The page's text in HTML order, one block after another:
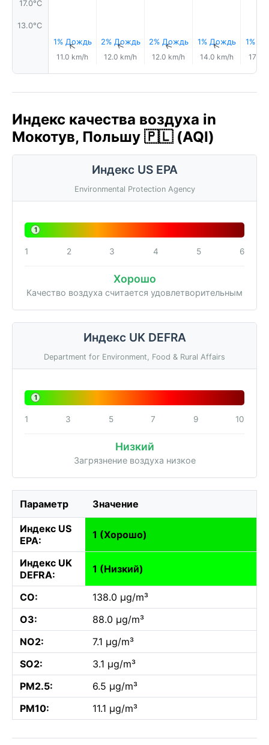
17.0°C
13.0°C
1% Дождь
↑
11.0 km/h
2% Дождь
↑
12.0 km/h
2% Дождь
↑
12.0 km/h
1% Дождь
↑
14.0 km/h
1%
17.0
Индекс качества воздуха in
Мокотув, Польшу 🇵🇱 (AQI)
Индекс US EPA
Environmental Protection Agency
1
1 2 3 4 5 6
Хорошо
Качество воздуха считается удовлетворительным
Индекс UK DEFRA
Department for Environment, Food & Rural Affairs
1
1 3 5 7 9 10
Низкий
Загрязнение воздуха низкое
Параметр Значение
Индекс US
EPA:
1 (Хорошо)
Индекс UK
DEFRA:
1 (Низкий)
CO:
138.0 µg/m³
O3:
88.0 µg/m³
NO2:
7.1 µg/m³
SO2:
3.1 µg/m³
PM2.5:
6.5 µg/m³
PM10:
11.1 µg/m³